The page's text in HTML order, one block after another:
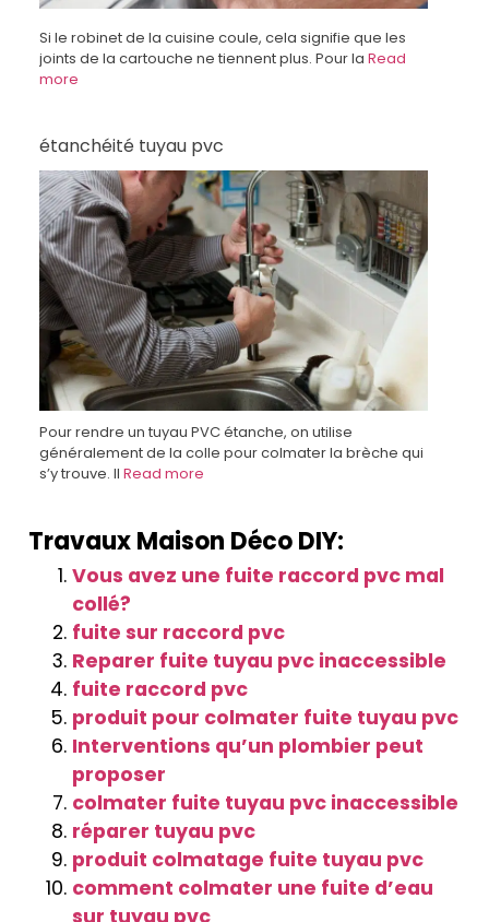
Si le robinet de la cuisine coule, cela signifie que les
joints de la cartouche ne tiennent plus. Pour la Read
more
étanchéité tuyau pvc
Pour rendre un tuyau PVC étanche, on utilise
généralement de la colle pour colmater la brèche qui
s’y trouve. Il Read more
Travaux Maison Déco DIY:
Vous avez une fuite raccord pvc mal
collé?
fuite sur raccord pvc
Reparer fuite tuyau pvc inaccessible
fuite raccord pvc
produit pour colmater fuite tuyau pvc
Interventions qu’un plombier peut
proposer
colmater fuite tuyau pvc inaccessible
réparer tuyau pvc
produit colmatage fuite tuyau pvc
comment colmater une fuite d’eau
sur tuyau pvc